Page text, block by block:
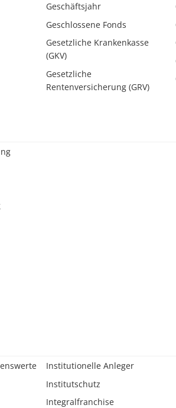
Geschäftsjahr
Geschlossene Fonds
Gesetzliche Krankenkasse
(GKV)
Gesetzliche
Rentenversicherung (GRV)
Institutionelle Anleger
Institutschutz
Integralfranchise